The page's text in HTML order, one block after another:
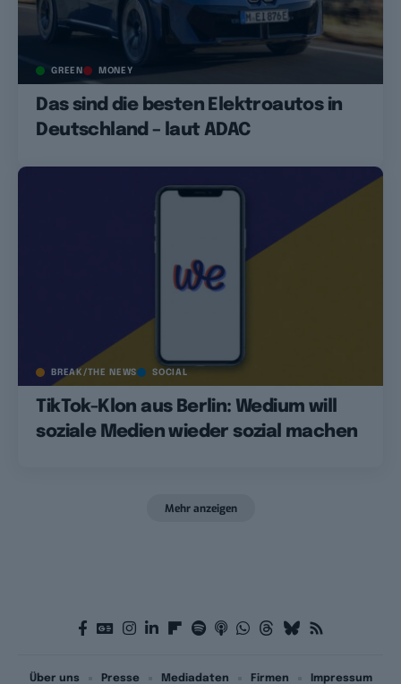
GREEN MONEY
Das sind die besten Elektroautos in
Deutschland – laut ADAC
BREAK/THE NEWS SOCIAL
TikTok-Klon aus Berlin: Wedium will
soziale Medien wieder sozial machen
Mehr anzeigen
Über uns Presse Mediadaten Firmen Impressum